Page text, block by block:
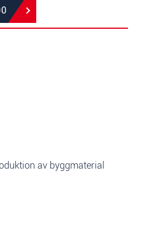
av byggmaterial